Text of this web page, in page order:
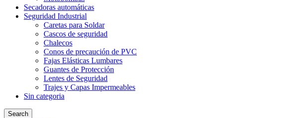
Secadoras automáticas
Seguridad Industrial
Caretas para Soldar
Cascos de seguridad
Chalecos
Conos de precaución de PVC
Fajas Elásticas Lumbares
Guantes de Protección
Lentes de Seguridad
Trajes y Capas Impermeables
Sin categoria
Search